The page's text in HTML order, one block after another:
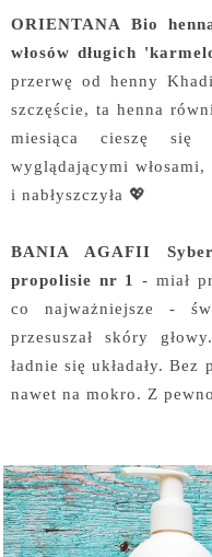
ORIENTANA Bio
włosów długich
przerwę od henny
szczęście, ta henna
miesiąca cieszę się
wyglądającymi włosami,
i nabłyszczyła 💖
BANIA AGAFII
propolisie nr 1
- miał
co najważniejsze -
przesuszał skóry
ładnie się układały.
nawet na mokro. Z